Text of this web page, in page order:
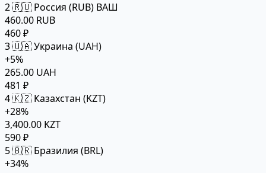
2🇷🇺 Россия (RUB) ВАШ
460.00 RUB
460 ₽
3🇺🇦 Украина (UAH)
+5%
265.00 UAH
481 ₽
4🇰🇿 Казахстан (KZT)
+28%
3,400.00 KZT
590 ₽
5🇧🇷 Бразилия (BRL)
+34%